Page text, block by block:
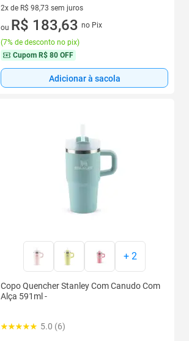
2x de R$ 98,73 sem juros
2 vez de R$ 98,73 sem juros
ou R$ 183,63 no Pix
(7% de desconto no pix)
Cupom R$ 80 OFF
Adicionar à sacola
+ 2
Copo Quencher Stanley Com Canudo Com
Alça 591ml -
5.0 (6)